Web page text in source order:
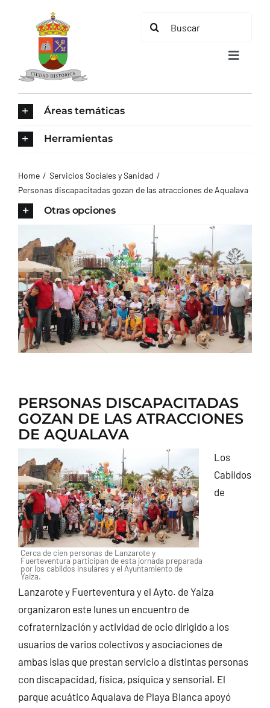
contenido
Buscar:
Toggle
AYUNTAMIENTO
TURISMO
CONTACTO
Áreas temáticas
Herramientas
Home
Servicios Sociales y Sanidad
Personas discapacitadas gozan de las atracciones de Aqualava
Otras opciones
PERSONAS DISCAPACITADAS
GOZAN DE LAS ATRACCIONES
DE AQUALAVA
Cerca de cien personas de Lanzarote y
Fuerteventura participan de esta jornada preparada
por los cabildos insulares y el Ayuntamiento de
Yaiza.
Los
Cabildos
de
Lanzarote y Fuerteventura y el Ayto. de Yaiza
organizaron este lunes un encuentro de
cofraternización y actividad de ocio dirigido a los
usuarios de varios colectivos y asociaciones de
ambas islas que prestan servicio a distintas personas
con discapacidad, física, psíquica y sensorial. El
parque acuático Aqualava de Playa Blanca apoyó